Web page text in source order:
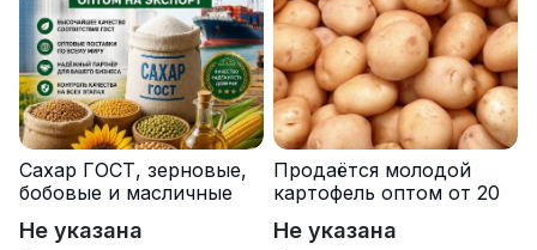
Сахар ГОСТ, зерновые,
бобовые и масличные
Не указана
Продаётся молодой
картофель оптом от 20
Не указана